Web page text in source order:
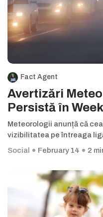
Fact Agent
Avertizări
Persistă în
Meteorologii anunță că
vizibilitatea pe întreaga
Social
February 14 2